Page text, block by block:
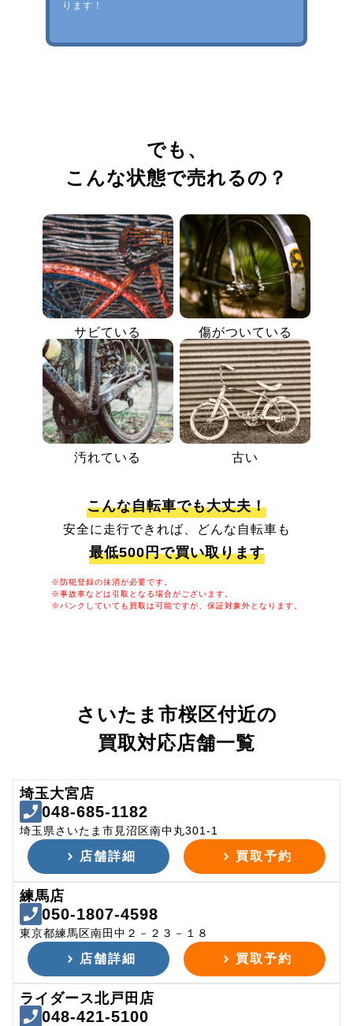
ります！
でも、
こんな状態で売れるの？
サビている 傷がついている
汚れている 古い
こんな自転車でも大丈夫！
安全に走行できれば、どんな自転車も
最低500円で買い取ります
※防犯登録の抹消が必要です。
※事故車などは引取となる場合がございます。
※パンクしていても買取は可能ですが、保証対象外となります。
さいたま市桜区付近の
買取対応店舗一覧
埼玉大宮店
048-685-1182
埼玉県さいたま市見沼区南中丸301-1
店舗詳細 買取予約
練馬店
050-1807-4598
東京都練馬区南田中２－２３－１８
店舗詳細 買取予約
ライダース北戸田店
048-421-5100